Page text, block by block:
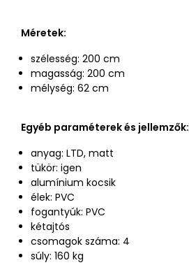
Méretek:
szélesség: 200 cm
magasság: 200 cm
mélység: 62 cm
Egyéb paraméterek és jellemzők:
anyag: LTD, matt
tükör: igen
alumínium kocsik
élek: PVC
fogantyúk: PVC
kétajtós
csomagok száma: 4
súly: 160 kg